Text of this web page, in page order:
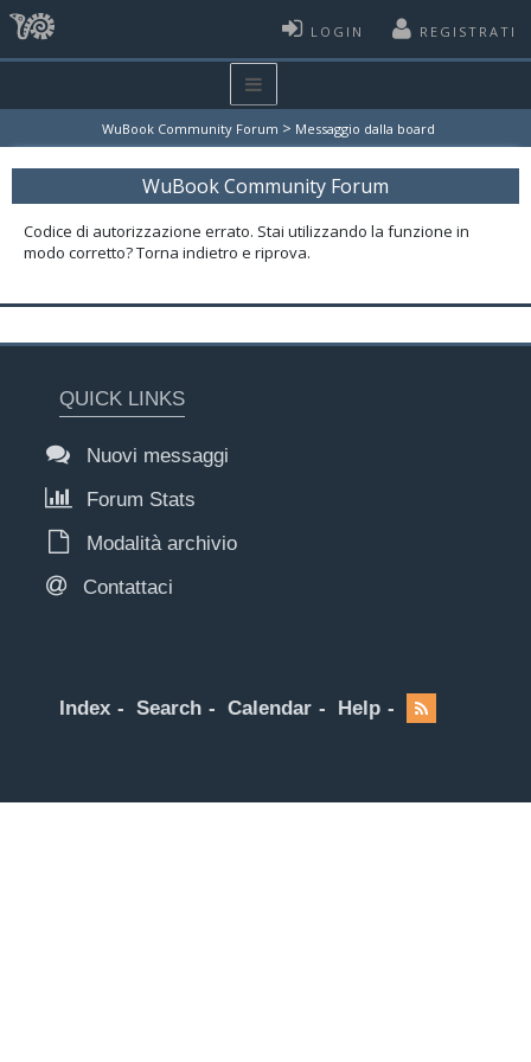
LOGIN REGISTRATI
WuBook Community Forum > Messaggio dalla board
WuBook Community Forum
Codice di autorizzazione errato. Stai utilizzando la funzione in
modo corretto? Torna indietro e riprova.
QUICK LINKS
Nuovi messaggi
Forum Stats
Modalità archivio
Contattaci
Index Search Calendar Help